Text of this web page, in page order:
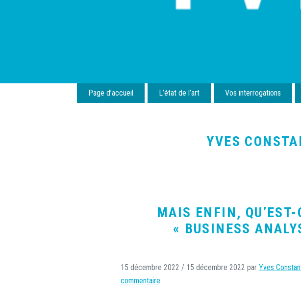
Page d’accueil L’état de l’art Vos interrogations
YVES
MAIS ENFIN, QU’EST-
« BUSINESS
15 décembre 2022 / 15 décembre 2022 par Yves
commentaire